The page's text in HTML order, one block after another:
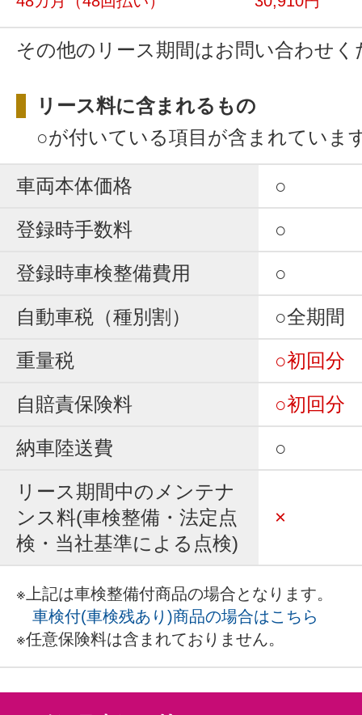
その他のリース期間はお問い合わせく
リース料に含まれるもの
○が付いている項目が含まれていま
車両本体価格
○
登録時手数料
○
登録時車検整備費用
○
自動車税（種別割）
○全期間
重量税
○初回分
自賠責保険料
○初回分
納車陸送費
○
リース期間中のメンテナ
ンス料(車検整備・法定点
検・当社基準による点検)
×
※上記は車検整備付商品の場合となります。
車検付(車検残あり)商品の場合はこちら
※任意保険料は含まれておりません。